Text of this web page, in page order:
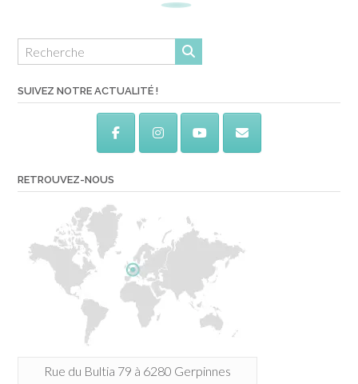
SUIVEZ NOTRE ACTUALITÉ !
RETROUVEZ-NOUS
Rue du Bultia 79 à 6280 Gerpinnes